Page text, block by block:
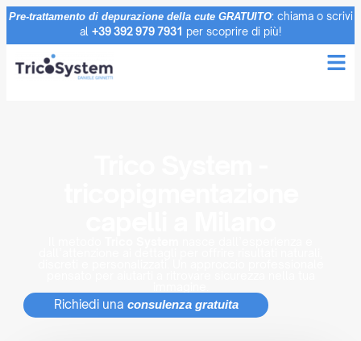
Pre-trattamento di depurazione della cute GRATUITO: chiama o scrivi
al +39 392 979 7931 per scoprire di più!
Richiedi una consulenza gratuita